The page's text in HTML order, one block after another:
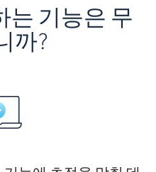
는 기능은 무
까?